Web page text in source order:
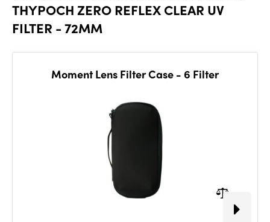
THYPOCH ZERO REFLEX CLEAR UV
FILTER - 72MM
Moment Lens Filter Case - 6 Filter